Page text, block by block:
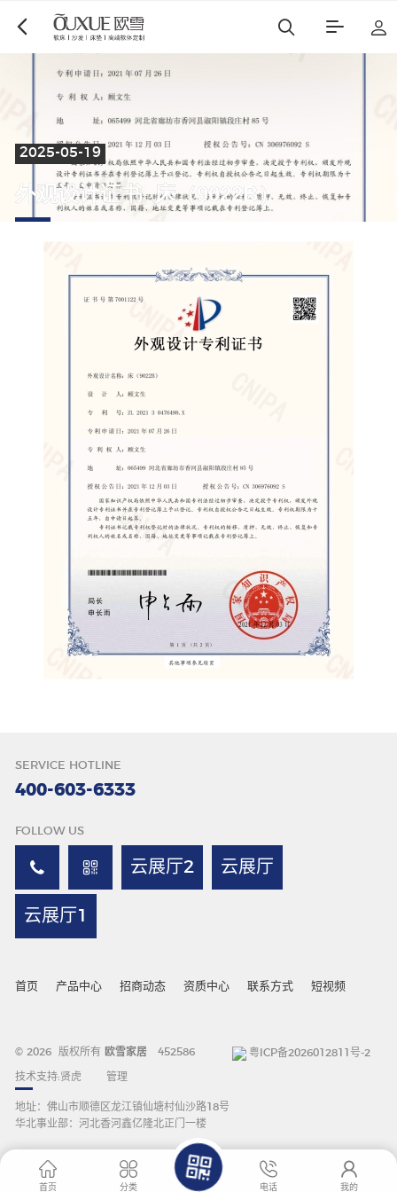
博遇 都市星耀
麻艺坊
唇色
2025-05-19
外观设计证书_床（9022B）
SERVICE HOTLINE
400-603-6333
FOLLOW US
云展厅2 云展厅
云展厅1
首页 产品中心 招商动态 资质中心 联系方式 短视频
© 2026 版权所有 欧雪家居 452586 粤ICP备2026012811号-2
技术支持:贤虎 管理
地址：佛山市顺德区龙江镇仙塘村仙沙路18号
华北事业部：河北香河鑫亿隆北正门一楼
首页 分类 电话 我的